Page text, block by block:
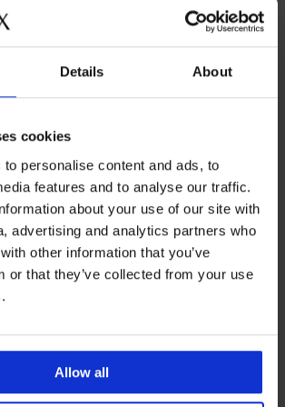
Details About
cookies
personalise content and ads, to
features and to analyse our traffic.
about your use of our site with
advertising and analytics partners who
other information that you’ve
or that they’ve collected from your use
Allow all
4,5
za
-25 % ALL25
32,99 €
24,74 €KodALL25